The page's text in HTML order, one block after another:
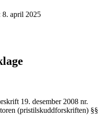
8. april 2025
19. desember 2008 nr.
(pristilskuddforskriften) §§